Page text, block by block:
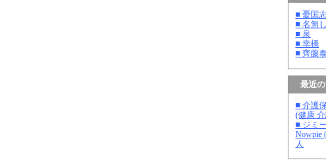
■ 憂国
■ 名無し
■ 泉
■ 幸橋
■ 齊藤
最近
■ 介護
(健康
■ ジミ
Nowpie
人